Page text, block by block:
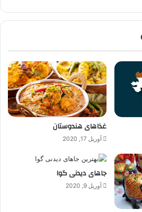
غذاهای هندوستان
آوریل 17, 2020
جاهای دیدنی گوا
آوریل 9, 2020